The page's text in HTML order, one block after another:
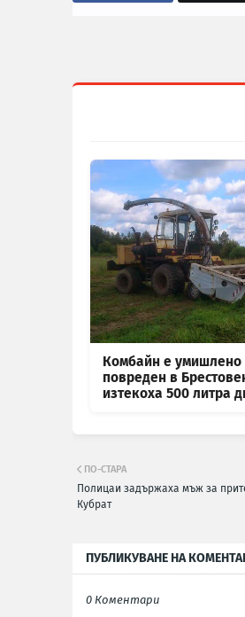
Комбайн е умишлено
повреден в
изтекоха 500 литра
ПО-СТАРА
Полицаи задържаха мъж за
Кубрат
ПУБЛИКУВАНЕ НА
0 Коментари